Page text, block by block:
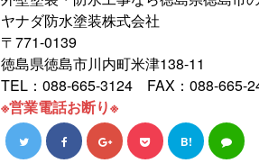
ヤナダ防水塗装株式会社
〒771-0139
徳島県徳島市川内町米津138-11
TEL：088-665-3124 FAX：088-665-
※営業電話お断り※
B!